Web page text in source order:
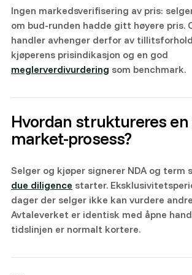
Ingen markedsverifisering av pris:
om bud-runden hadde gitt høyere pris.
handler avhenger derfor av
kjøperens prisindikasjon og en god
meglerverdivurdering som benchmark.
Hvordan struktureres
market-prosess?
Selger og kjøper signerer NDA og term
due diligence starter.
dager der selger ikke kan vurdere
Avtaleverket er identisk med åpne
tidslinjen er normalt kortere.